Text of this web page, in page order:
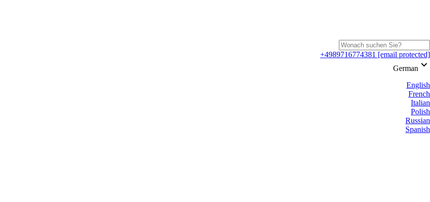
+4989716774381 [email protected]
German keyboard_arrow_down
English
French
Italian
Polish
Russian
Spanish